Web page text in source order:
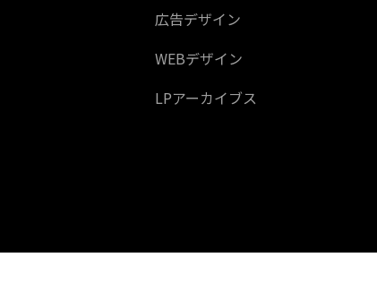
広告デザイン
WEBデザイン
LPアーカイブス